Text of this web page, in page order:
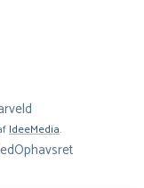
IdeeMedia.
Ophavsret